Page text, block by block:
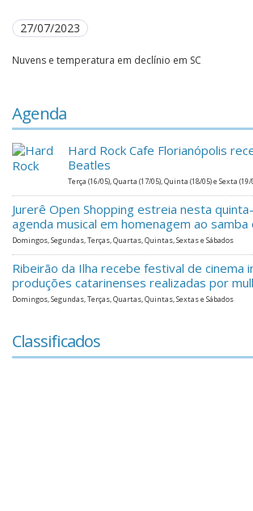
27/07/2023
Nuvens e temperatura em declínio em SC
Agenda
Hard Rock Cafe Florianópolis
Beatles
Terça (16/05), Quarta (17/05), Quinta (18/05) e Sexta (19/
Jurerê Open Shopping estreia nesta
agenda musical em homenagem ao samba
Domingos, Segundas, Terças, Quartas, Quintas, Sextas e Sábados
Ribeirão da Ilha recebe festival de cinema
produções catarinenses realizadas por
Domingos, Segundas, Terças, Quartas, Quintas, Sextas e Sábados
Classificados